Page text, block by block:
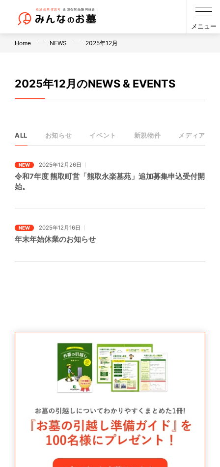
メニュー
Home NEWS 2025年12月
2025年12月のNEWS & EVENTS
ALL お知らせ イベント 新規物件 メディア
NEW 2025年12月26日
令和7年度 熊取町営「熊取永楽墓苑」追加募集申込受付開
始。
NEW 2025年12月16日
年末年始休業のお知らせ